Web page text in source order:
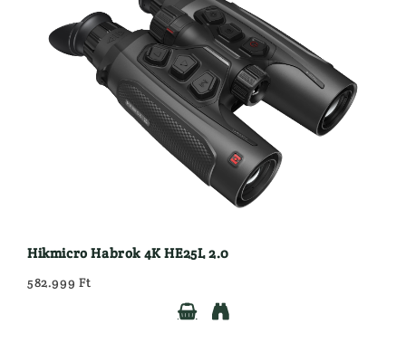
Hikmicro Habrok 4K HE25L 2.0
582.999 Ft

